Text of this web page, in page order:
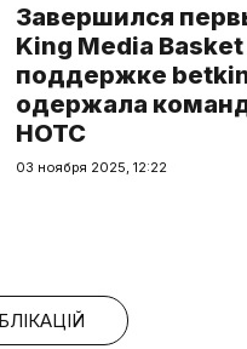
Завершился
King Media
поддержке
одержала
HOTC
03 ноября 2025, 12:22